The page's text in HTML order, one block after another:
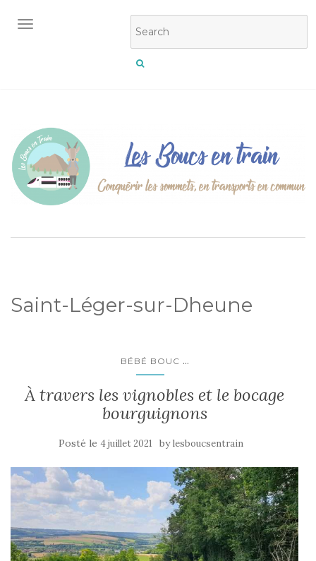
OUVRIR/FERMER LA NAVIGATION
Saint-Léger-sur-Dheune
BÉBÉ BOUC ...
À travers les vignobles et le bocage
bourguignons
Posté le 4 juillet 2021 bylesboucsentrain